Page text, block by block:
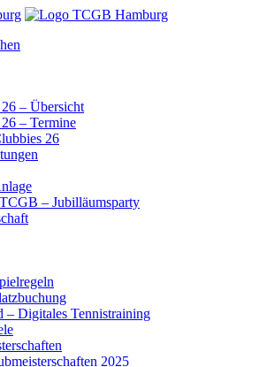
– Übersicht
– Termine
26
– Jubilläumsparty
– Digitales Tennistraining
2025